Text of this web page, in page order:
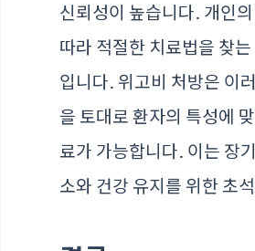
신뢰성이 높습니다. 개인의
따라 적절한 치료법을 찾
입니다. 위고비 처방은 이
을 토대로 환자의 특성에
료가 가능합니다. 이는 장
소와 건강 유지를 위한 초